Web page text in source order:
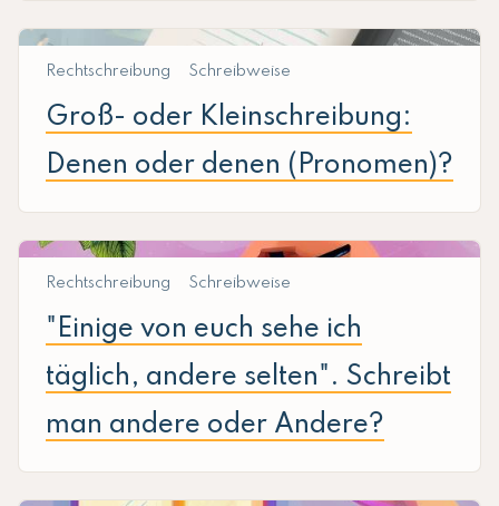
Rechtschreibung Schreibweise
Groß- oder Kleinschreibung:
Denen oder denen (Pronomen)?
Rechtschreibung Schreibweise
"Einige von euch sehe ich
täglich, andere selten". Schreibt
man andere oder Andere?